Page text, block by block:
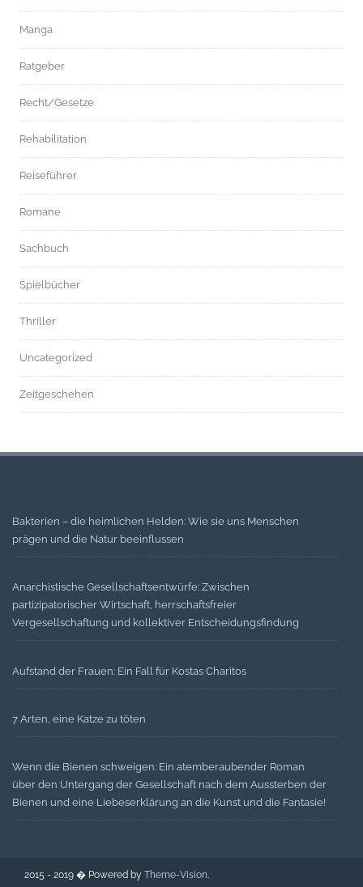
Manga
Ratgeber
Recht/Gesetze
Rehabilitation
Reiseführer
Romane
Sachbuch
Spielbücher
Thriller
Uncategorized
Zeitgeschehen
Bakterien – die heimlichen Helden: Wie sie uns Menschen
prägen und die Natur beeinflussen
Anarchistische Gesellschaftsentwürfe: Zwischen
partizipatorischer Wirtschaft, herrschaftsfreier
Vergesellschaftung und kollektiver Entscheidungsfindung
Aufstand der Frauen: Ein Fall für Kostas Charitos
7 Arten, eine Katze zu töten
Wenn die Bienen schweigen: Ein atemberaubender Roman
über den Untergang der Gesellschaft nach dem Aussterben der
Bienen und eine Liebeserklärung an die Kunst und die Fantasie!
2015 - 2019 � Powered by Theme-Vision.